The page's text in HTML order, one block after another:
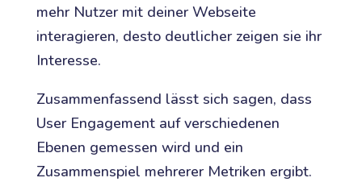
mehr Nutzer mit deiner Webseite
interagieren, desto deutlicher zeigen sie ihr
Interesse.
Zusammenfassend lässt sich sagen, dass
User Engagement auf verschiedenen
Ebenen gemessen wird und ein
Zusammenspiel mehrerer Metriken ergibt.